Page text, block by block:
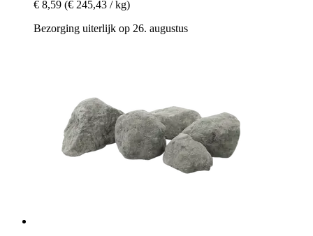
€ 8,59 (€ 245,43 / kg)
Bezorging uiterlijk op 26. augustus